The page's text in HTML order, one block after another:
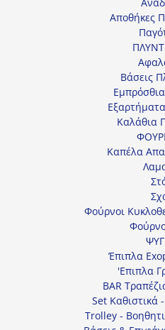
Αποθήκες
Βάσεις
Καλάθια
Καπέλα
Φούρνοι
Έπιπλα
'Επιπλα
BAR
Set Καθιστικά
Trolley -